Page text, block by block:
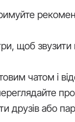
щоб звузити
чатом і
друзів або